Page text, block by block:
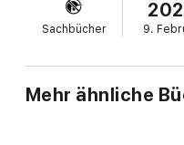
»Autokorrektur« will Kick
gemeinsam eine attraktive
schon heute. In Katja
aber nicht mehr – denn es
Momentan ist nicht alles in
Sachbücher 9.
Mehr ähnliche